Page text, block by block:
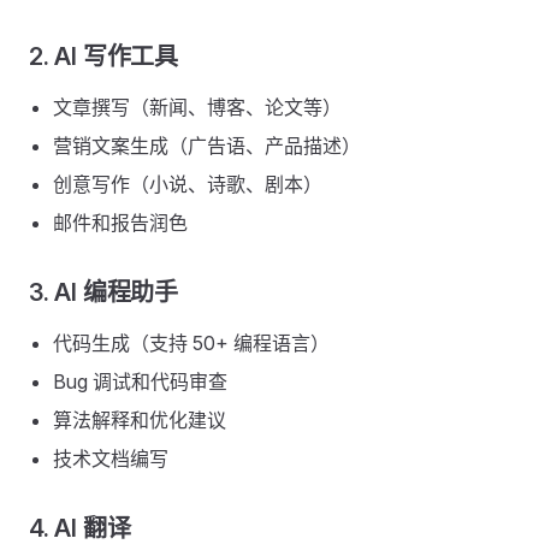
2. AI 写作工具
文章撰写（新闻、博客、论文等）
营销文案生成（广告语、产品描述）
创意写作（小说、诗歌、剧本）
邮件和报告润色
3. AI 编程助手
代码生成（支持 50+ 编程语言）
Bug 调试和代码审查
算法解释和优化建议
技术文档编写
4. AI 翻译